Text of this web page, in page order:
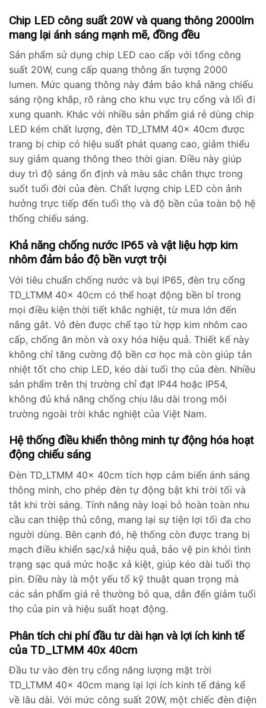
Chip LED công suất 20W và quang thông 2000lm
mang lại ánh sáng mạnh mẽ, đồng đều
Sản phẩm sử dụng chip LED cao cấp với tổng công
suất 20W, cung cấp quang thông ấn tượng 2000
lumen. Mức quang thông này đảm bảo khả năng chiếu
sáng rộng khắp, rõ ràng cho khu vực trụ cổng và lối đi
xung quanh. Khác với nhiều sản phẩm giá rẻ dùng chip
LED kém chất lượng, đèn TD_LTMM 40x 40cm được
trang bị chip có hiệu suất phát quang cao, giảm thiểu
suy giảm quang thông theo thời gian. Điều này giúp
duy trì độ sáng ổn định và màu sắc chân thực trong
suốt tuổi đời của đèn. Chất lượng chip LED còn ảnh
hưởng trực tiếp đến tuổi thọ và độ bền của toàn bộ hệ
thống chiếu sáng.
Khả năng chống nước IP65 và vật liệu hợp kim
nhôm đảm bảo độ bền vượt trội
Với tiêu chuẩn chống nước và bụi IP65, đèn trụ cổng
TD_LTMM 40x 40cm có thể hoạt động bền bỉ trong
mọi điều kiện thời tiết khắc nghiệt, từ mưa lớn đến
nắng gắt. Vỏ đèn được chế tạo từ hợp kim nhôm cao
cấp, chống ăn mòn và oxy hóa hiệu quả. Thiết kế này
không chỉ tăng cường độ bền cơ học mà còn giúp tản
nhiệt tốt cho chip LED, kéo dài tuổi thọ của đèn. Nhiều
sản phẩm trên thị trường chỉ đạt IP44 hoặc IP54,
không đủ khả năng chống chịu lâu dài trong môi
trường ngoài trời khắc nghiệt của Việt Nam.
Hệ thống điều khiển thông minh tự động hóa hoạt
động chiếu sáng
Đèn TD_LTMM 40x 40cm tích hợp cảm biến ánh sáng
thông minh, cho phép đèn tự động bật khi trời tối và
tắt khi trời sáng. Tính năng này loại bỏ hoàn toàn nhu
cầu can thiệp thủ công, mang lại sự tiện lợi tối đa cho
người dùng. Bên cạnh đó, hệ thống còn được trang bị
mạch điều khiển sạc/xả hiệu quả, bảo vệ pin khỏi tình
trạng sạc quá mức hoặc xả kiệt, giúp kéo dài tuổi thọ
pin. Điều này là một yếu tố kỹ thuật quan trọng mà
các sản phẩm giá rẻ thường bỏ qua, dẫn đến giảm tuổi
thọ của pin và hiệu suất hoạt động.
Phân tích chi phí đầu tư dài hạn và lợi ích kinh tế
của TD_LTMM 40x 40cm
Đầu tư vào đèn trụ cổng năng lượng mặt trời
TD_LTMM 40x 40cm mang lại lợi ích kinh tế đáng kể
về lâu dài. Với mức công suất 20W, một chiếc đèn điện